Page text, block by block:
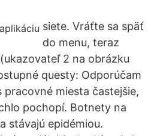
siete. Vráťte sa späť
do menu, teraz
2 na obrázku
questy: Odporúčam
miesta častejšie,
pochopí. Botnety na
stávajú epidémiou.